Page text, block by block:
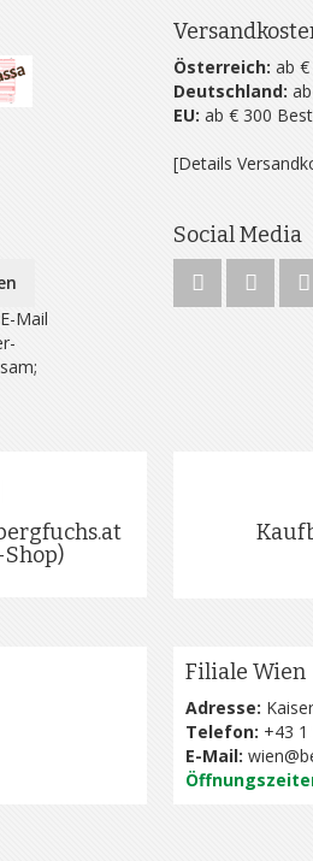
Österreich: ab
Deutschland:
EU: ab € 300
[Details
Mail
Social Media
Filiale Wien
Adresse:
Telefon: +43 1
E-Mail: